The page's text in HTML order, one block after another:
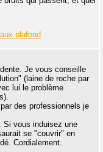
plafond
Je vous conseille
(laine de roche par
lui le problème
des professionnels je
Si vous induisez une
se "couvrir" en
Cordialement.